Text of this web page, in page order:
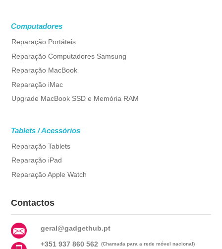
Computadores
Reparação Portáteis
Reparação Computadores Samsung
Reparação MacBook
Reparação iMac
Upgrade MacBook SSD e Memória RAM
Tablets / Acessórios
Reparação Tablets
Reparação iPad
Reparação Apple Watch
Contactos
geral@gadgethub.pt
+351 937 860 562
(Chamada para a rede móvel nacional)